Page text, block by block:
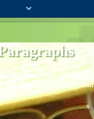
to distribute
to bring out those